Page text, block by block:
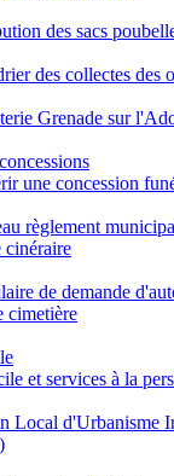
des sacs
des collectes des
Grenade sur
une concession
règlement
cinéraire
de demande
cimetière
et services à la
Local d'Urbanisme